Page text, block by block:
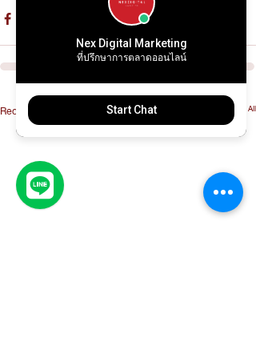
Recent Posts See All
Nex Digital Marketing
ที่ปรึกษาการตลาดออนไลน์
Start Chat